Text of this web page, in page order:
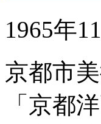
1965年
京都市
「京都